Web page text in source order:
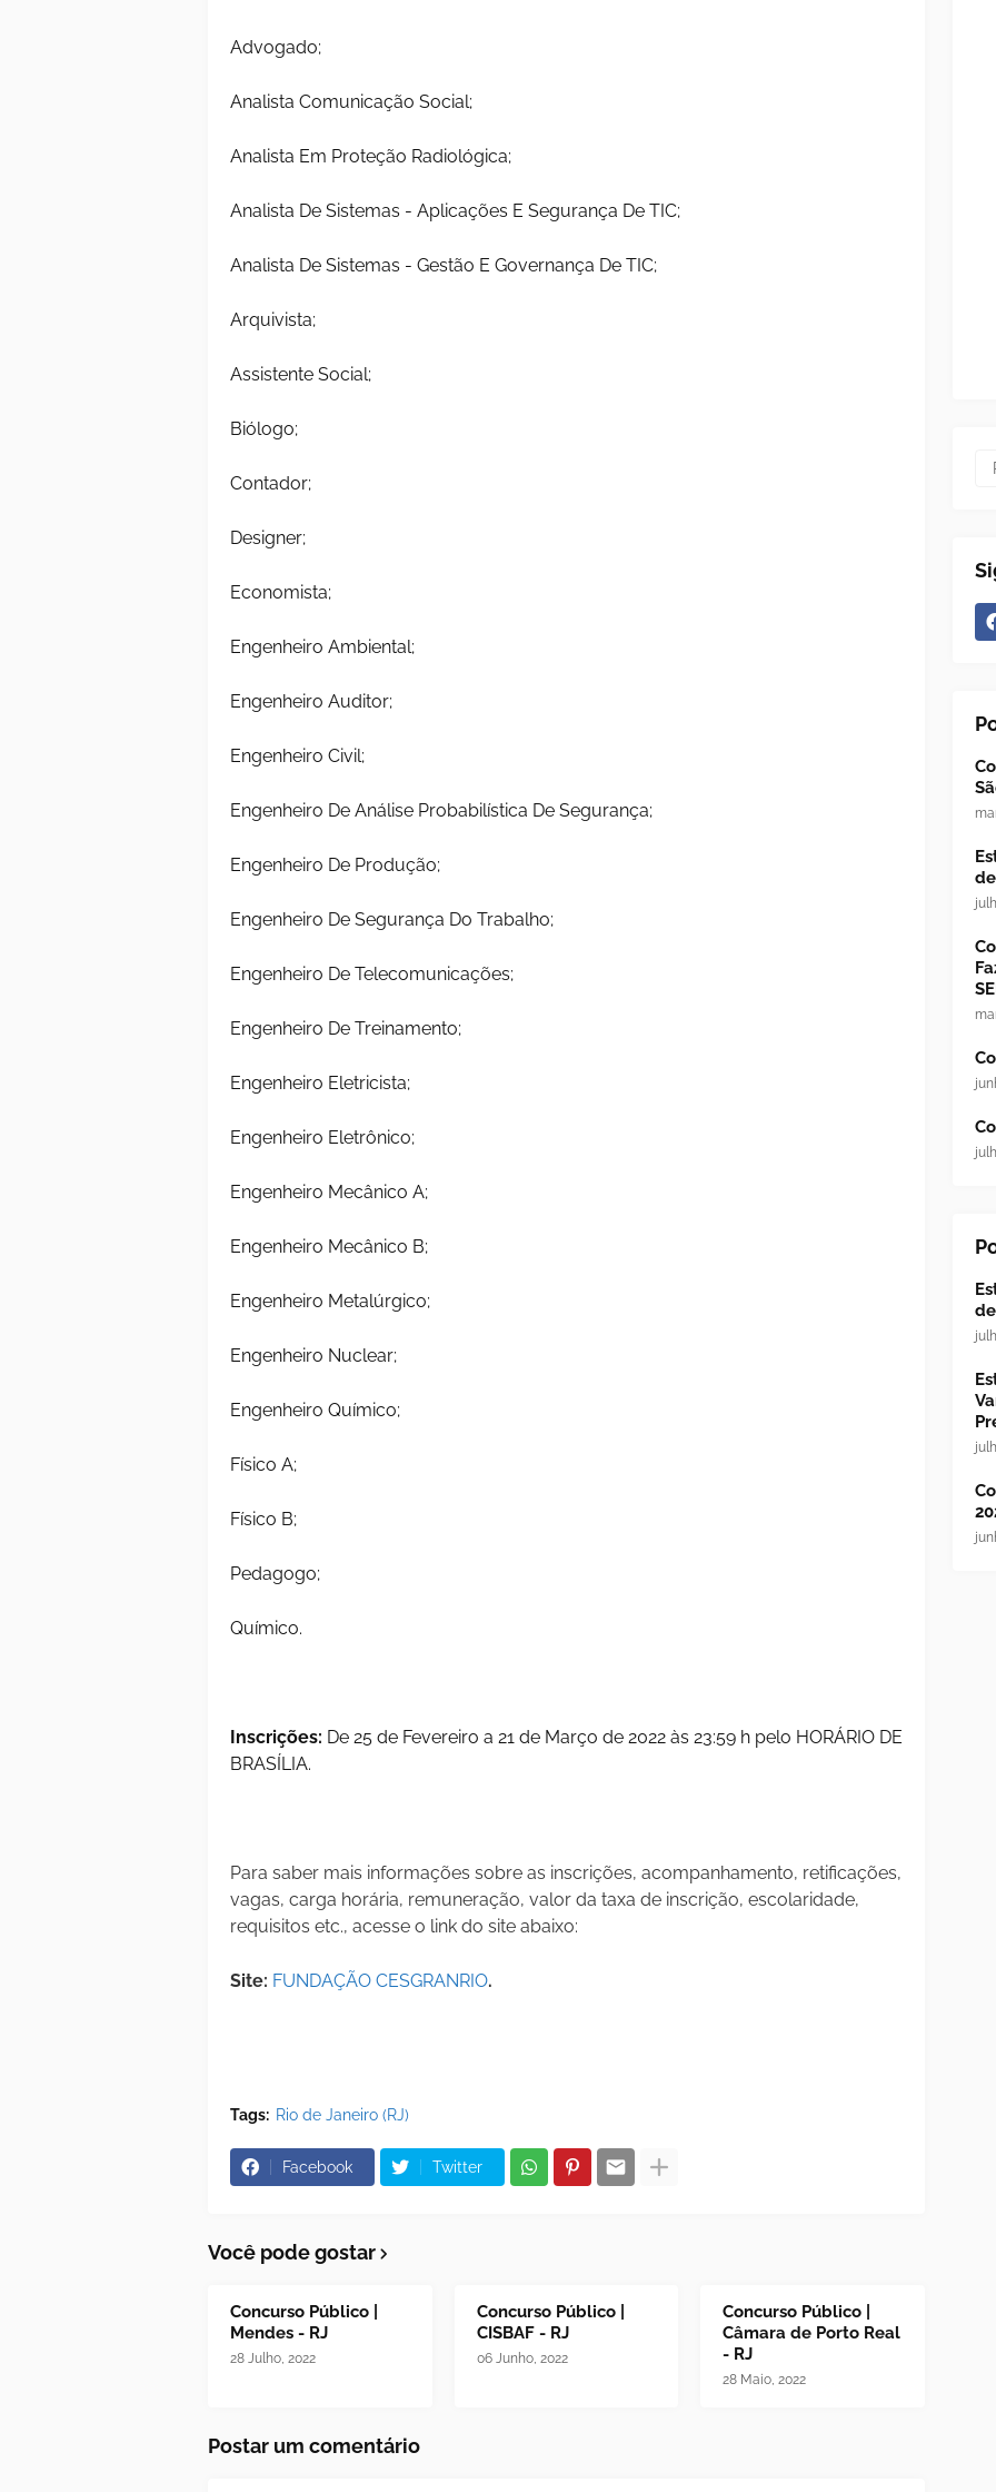
Advogado;
Analista Comunicação Social;
Analista Em Proteção Radiológica;
Analista De Sistemas - Aplicações E Segurança De TIC;
Analista De Sistemas - Gestão E Governança De TIC;
Arquivista;
Assistente Social;
Biólogo;
Contador;
Designer;
Economista;
Engenheiro Ambiental;
Engenheiro Auditor;
Engenheiro Civil;
Engenheiro De Análise Probabilística De Segurança;
Engenheiro De Produção;
Engenheiro De Segurança Do Trabalho;
Engenheiro De Telecomunicações;
Engenheiro De Treinamento;
Engenheiro Eletricista;
Engenheiro Eletrônico;
Engenheiro Mecânico A;
Engenheiro Mecânico B;
Engenheiro Metalúrgico;
Engenheiro Nuclear;
Engenheiro Químico;
Físico A;
Físico B;
Pedagogo;
Químico.
Inscrições: De 25 de Fevereiro a 21 de Março de 2022 às 23:59 h pelo HORÁRIO DE
BRASÍLIA.
Para saber mais informações sobre as inscrições, acompanhamento, retificações,
vagas, carga horária, remuneração, valor da taxa de inscrição, escolaridade,
requisitos etc., acesse o link do site abaixo:
Site: FUNDAÇÃO CESGRANRIO.
Tags: Rio de Janeiro (RJ)
Facebook Twitter
Você pode gostar
Concurso Público |
Mendes - RJ
28 Julho, 2022
Concurso Público |
CISBAF - RJ
06 Junho, 2022
Concurso Público |
Câmara de Porto Real
- RJ
28 Maio, 2022
Postar um comentário